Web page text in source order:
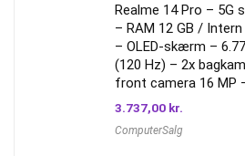
Realme 14 Pro – 5G
– RAM 12 GB /
– OLED-skærm –
(120 Hz) – 2x
front camera 16 MP
3.737,00 kr.
ComputerSalg